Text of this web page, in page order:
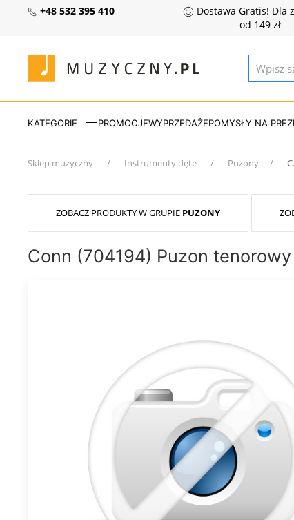
+48 532 395 410
Dostawa Gratis! Dla
od 149 zł
KATEGORIE PROMOCJEWYPRZEDAŻEPOMYSŁY NA
Sklep muzyczny Instrumenty dęte Puzony
ZOBACZ PRODUKTY W GRUPIE PUZONY
Conn (704194) Puzon